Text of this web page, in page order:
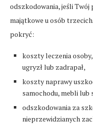
odszkodowania, jeśli
majątkowe u osób
pokryć:
koszty leczenia
ugryzł lub zadrapał,
koszty naprawy
samochodu, mebli
odszkodowania za
nieprzewidzianych